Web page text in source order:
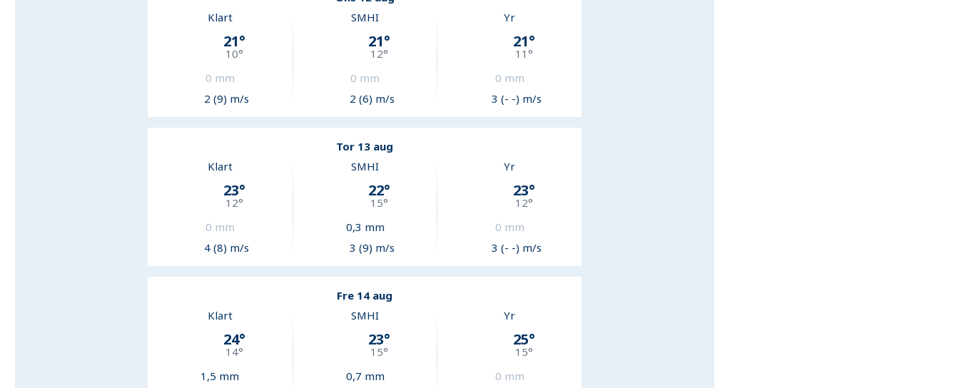
Klart
21°
10°
0 mm
2 (9) m/s
SMHI
21°
12°
0 mm
2 (6) m/s
Yr
21°
11 °
0 mm
3 (- -) m/s
Tor 13 aug
Klart
23°
12°
0 mm
4 (8) m/s
SMHI
22°
15°
0,3 mm
3 (9) m/s
Yr
23°
12°
0 mm
3 (- -) m/s
Fre 14 aug
Klart
24°
14°
1,5 mm
SMHI
23°
15°
0,7 mm
Yr
25°
15°
0 mm